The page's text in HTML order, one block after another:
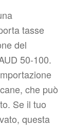
tasse
del
50-100.
che può
Se il tuo
questa